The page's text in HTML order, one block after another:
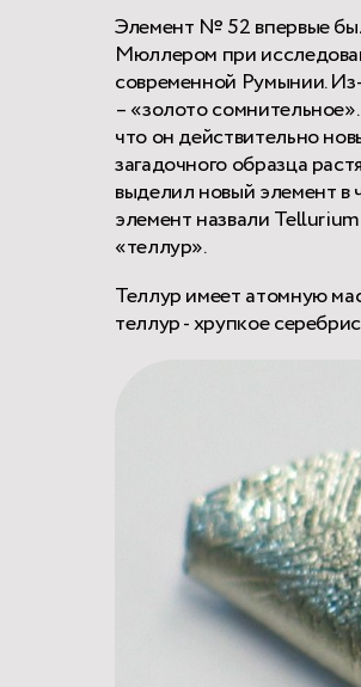
Элемент № 52 впервые
Мюллером при
современной Румынии.
– «золото
что он действительно
загадочного образца
выделил новый элемент в
элемент назвали
«теллур».
Теллур имеет атомную
теллур - хрупкое